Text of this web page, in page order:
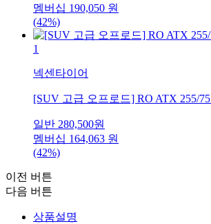
멤버십 190,050 원
(42%)
1
넥센타이어
[SUV 고급 오프로드] RO ATX 255/
일반 280,500원
멤버십 164,063 원
(42%)
이전 버튼
다음 버튼
상품설명